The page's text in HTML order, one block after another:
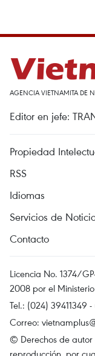
AGENCIA VIETNAMITA DE
Editor en jefe:
Propiedad
RSS
Idiomas
Servicios de
Contacto
Licencia No. 1374/
2008 por el
Tel.: (024) 39411349
Correo:
© Derechos de autor